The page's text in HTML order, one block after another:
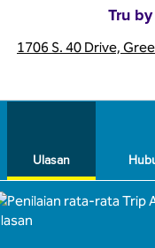
Tru
1706 S. 40 Drive,
Ulasan